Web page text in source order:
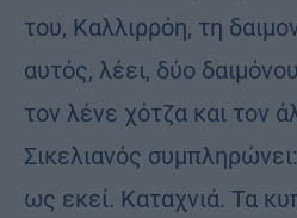
του, Καλλιρρόη, τη
αυτός, λέει, δύο
τον λένε χότζα και τον
Σικελιανός
ως εκεί. Καταχνιά. Τα